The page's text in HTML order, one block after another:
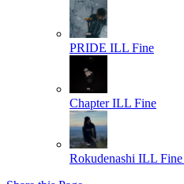
PRIDE ILL Fine
Chapter ILL Fine
Rokudenashi ILL